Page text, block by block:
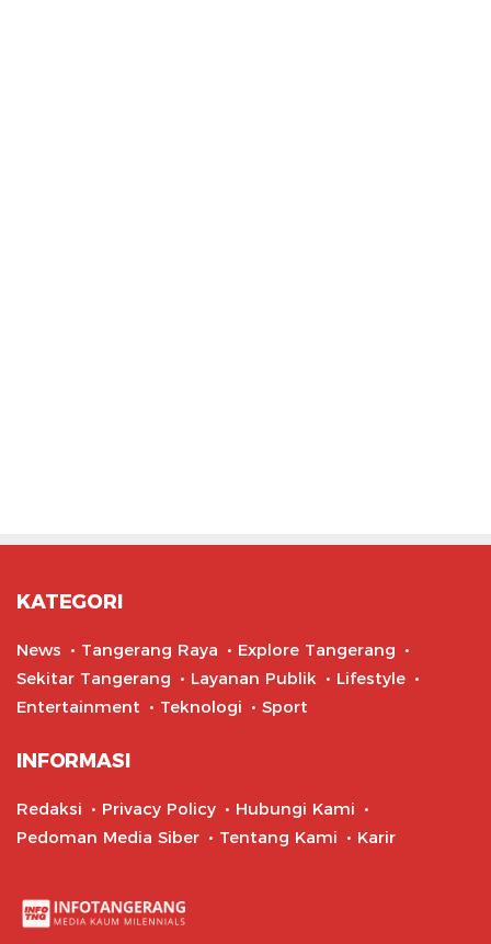
KATEGORI
News Tangerang Raya
Explore Tangerang
Sekitar Tangerang
Layanan Publik
Lifestyle
Entertainment
Teknologi Sport
INFORMASI
Redaksi Privacy Policy
Hubungi Kami
Pedoman Media Siber
Tentang Kami Karir